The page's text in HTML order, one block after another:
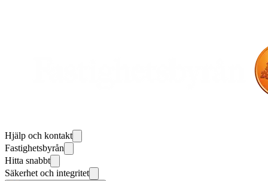
Hjälp och kontakt
Fastighetsbyrån
Hitta snabbt
Säkerhet och integritet